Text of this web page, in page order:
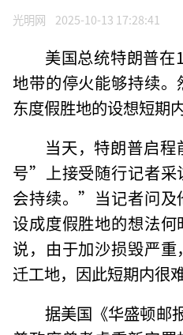
光明网 2025-10-13 17:28:41
美国总统特朗普
地带的停火能够持续
东度假胜地的设想短期
当天，特朗普启
号”上接受随行记者
会持续。”当记者问及
设成度假胜地的想法
说，由于加沙损毁严
迁工地，因此短期内很
据美国《华盛顿邮